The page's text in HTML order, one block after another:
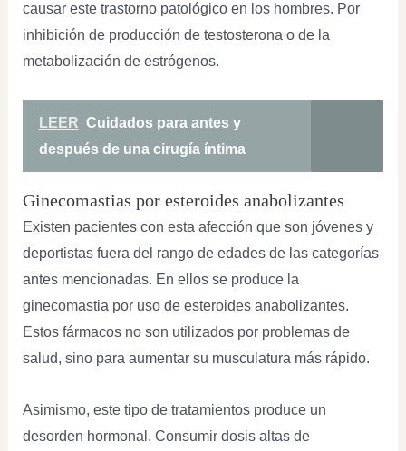
causar este trastorno patológico en los hombres. Por
inhibición de producción de testosterona o de la
metabolización de estrógenos.
LEER Cuidados para antes y
después de una cirugía íntima
Ginecomastias por esteroides anabolizantes
Existen pacientes con esta afección que son jóvenes y
deportistas fuera del rango de edades de las categorías
antes mencionadas. En ellos se produce la
ginecomastia por uso de esteroides anabolizantes.
Estos fármacos no son utilizados por problemas de
salud, sino para aumentar su musculatura más rápido.
Asimismo, este tipo de tratamientos produce un
desorden hormonal. Consumir dosis altas de